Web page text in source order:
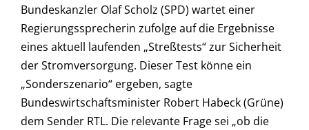
Bundeskanzler Olaf Scholz (SPD) wartet einer
Regierungssprecherin zufolge auf die Ergebnisse
eines aktuell laufenden „Streßtests“ zur Sicherheit
der Stromversorgung. Dieser Test könne ein
„Sonderszenario“ ergeben, sagte
Bundeswirtschaftsminister Robert Habeck (Grüne)
dem Sender RTL. Die relevante Frage sei „ob die